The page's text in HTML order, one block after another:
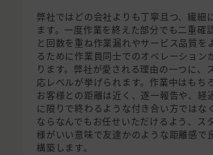
弊社ではどの会社よりも丁寧且つ、繊細
ます。一度作業を終えた部分でも二重確
と回数を重ね作業漏れやサービス品質を
るために作業員同士でのオペレーション
ります。弊社が愛される理由の一つに、
応レベルが挙げられます。作業中はもち
お客様との距離は近く、逐一報告や、経
に限りで終わるような付き合い方ではな
ならなんでもお任せいただけるよう、ス
様がいい意味で友達かのような距離感で
構築します。